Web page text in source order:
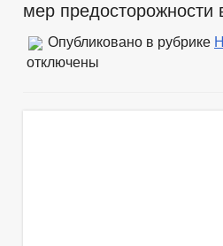
мер
Опубликовано в рубрике
отключены